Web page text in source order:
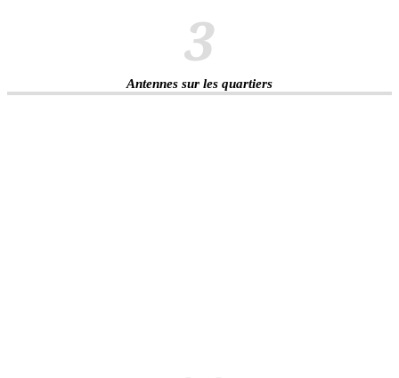
3
Antennes sur les quartiers